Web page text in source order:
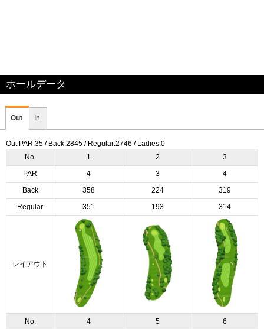
ホールデータ
Out In
Out PAR:35 / Back:2845 / Regular:2746 / Ladies:0
No.
1 2 3
PAR 4 3 4
Back 358 224 319
Regular 351 193 314
レイアウト
No. 4 5 6